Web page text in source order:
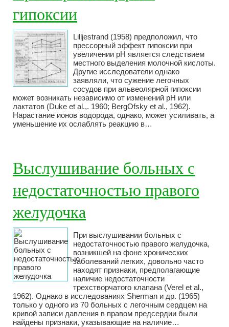
гипоксии
Lilljestrand (1958) предположил, что
прессорный эффект гипоксии при
увеличении рН является следствием
местного выделения молочной кислоты.
Другие исследователи однако
заявляли, что сужение легочных
сосудов при альвеолярной гипоксии
может возникать независимо от изменений рН или
лактатов (Duke et al.,. 1960; BergOfsky et al., 1962).
Нарастание ионов водорода, однако, может усиливать, а
уменьшение их ослаблять реакцию в…
Выслушивание больных с
недостаточностью правого
желудочка
При выслушивании больных с
недостаточностью правого желудочка,
возникшей на фоне хронических
заболеваний легких, довольно часто
находят признаки, предполагающие
наличие недостаточности
трехстворчатого клапана (Verel et al.,
1962). Однако в исследованиях Sherman и др. (1965)
только у одного из 70 больных с легочным сердцем на
кривой записи давления в правом предсердии были
найдены признаки, указывающие на наличие…